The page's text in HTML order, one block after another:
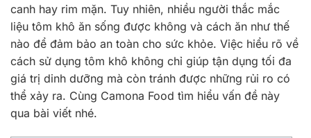
canh hay rim mặn. Tuy nhiên, nhiều người thắc mắc
liệu tôm khô ăn sống được không và cách ăn như thế
nào để đảm bảo an toàn cho sức khỏe. Việc hiểu rõ về
cách sử dụng tôm khô không chỉ giúp tận dụng tối đa
giá trị dinh dưỡng mà còn tránh được những rủi ro có
thể xảy ra. Cùng Camona Food tìm hiểu vấn đề này
qua bài viết nhé.